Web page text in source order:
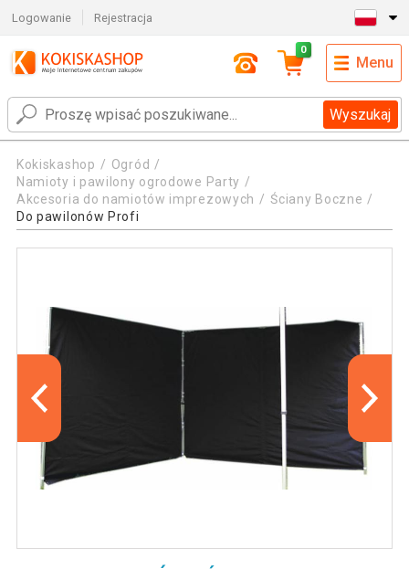
Logowanie Rejestracja
Wyszukaj
0
Menu
Kokiskashop
Ogród
Namioty i pawilony ogrodowe Party
Akcesoria do namiotów imprezowych
Ściany Boczne
Do pawilonów Profi